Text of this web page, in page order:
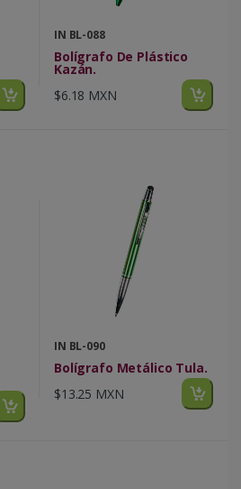
IN BL-088
Bolígrafo De Plástico
Kazán.
$6.18 MXN
IN BL-090
Bolígrafo Metálico Tula.
$13.25 MXN